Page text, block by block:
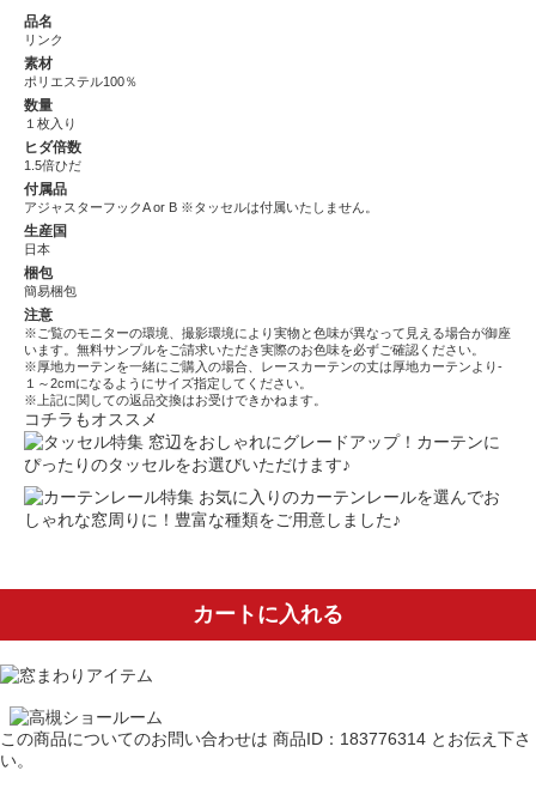
品名
リンク
素材
ポリエステル100％
数量
１枚入り
ヒダ倍数
1.5倍ひだ
付属品
アジャスターフックA or B ※タッセルは付属いたしません。
生産国
日本
梱包
簡易梱包
注意
※ご覧のモニターの環境、撮影環境により実物と色味が異なって見える場合が御座
います。無料サンプルをご請求いただき実際のお色味を必ずご確認ください。
※厚地カーテンを一緒にご購入の場合、レースカーテンの丈は厚地カーテンより-
１～2cmになるようにサイズ指定してください。
※上記に関しての返品交換はお受けできかねます。
コチラもオススメ
窓辺をおしゃれにグレードアップ！カーテンに
ぴったりのタッセルをお選びいただけます♪
お気に入りのカーテンレールを選んでお
しゃれな窓周りに！豊富な種類をご用意しました♪
カートに入れる
この商品についてのお問い合わせは 商品ID：183776314 とお伝え下さ
い。